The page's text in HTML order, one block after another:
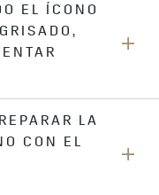
del
cable USB de fábrica.
depende del tamaño
la canción. Si la
al estirarse para
álbum en la pantalla
EL ÍCONO
en la pantalla
suele
los ajustes.
y Bluetooth estén
LA
CON EL